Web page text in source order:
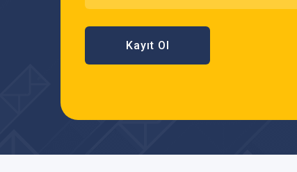
Kayıt Ol